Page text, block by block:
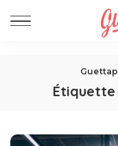
Étiquette